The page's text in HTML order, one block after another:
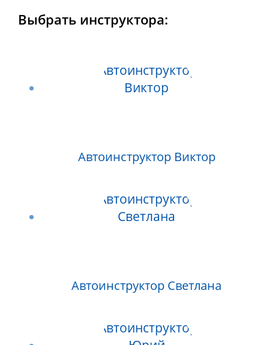
Выбрать инструктора:
Автоинструктор Виктор
Автоинструктор Светлана